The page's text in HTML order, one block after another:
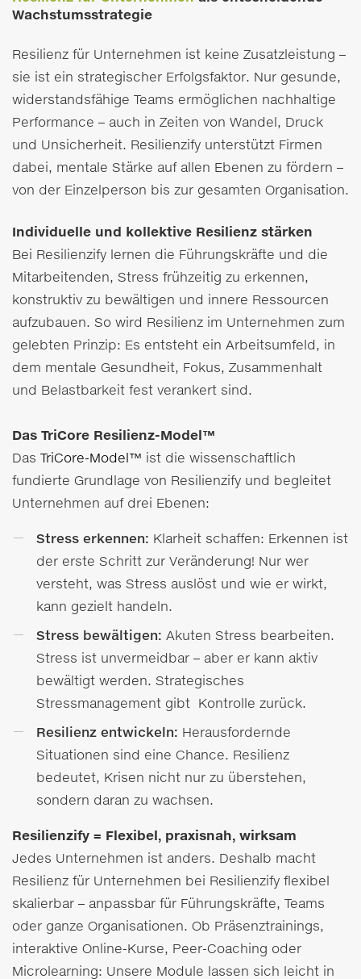
Wachstumsstrategie
Resilienz für Unternehmen ist keine Zusatzleistung –
sie ist ein strategischer Erfolgsfaktor. Nur gesunde,
widerstandsfähige Teams ermöglichen nachhaltige
Performance – auch in Zeiten von Wandel, Druck
und Unsicherheit. Resilienzify unterstützt Firmen
dabei, mentale Stärke auf allen Ebenen zu fördern –
von der Einzelperson bis zur gesamten Organisation.
Individuelle und kollektive Resilienz stärken
Bei Resilienzify lernen die Führungskräfte und die
Mitarbeitenden, Stress frühzeitig zu erkennen,
konstruktiv zu bewältigen und innere Ressourcen
aufzubauen. So wird Resilienz im Unternehmen zum
gelebten Prinzip: Es entsteht ein Arbeitsumfeld, in
dem mentale Gesundheit, Fokus, Zusammenhalt
und Belastbarkeit fest verankert sind.
Das TriCore Resilienz-Model™
Das TriCore-Model™ ist die wissenschaftlich
fundierte Grundlage von Resilienzify und begleitet
Unternehmen auf drei Ebenen:
Stress erkennen: Klarheit schaffen: Erkennen ist
der erste Schritt zur Veränderung! Nur wer
versteht, was Stress auslöst und wie er wirkt,
kann gezielt handeln.
Stress bewältigen: Akuten Stress bearbeiten.
Stress ist unvermeidbar – aber er kann aktiv
bewältigt werden. Strategisches
Stressmanagement gibt Kontrolle zurück.
Resilienz entwickeln: Herausfordernde
Situationen sind eine Chance. Resilienz
bedeutet, Krisen nicht nur zu überstehen,
sondern daran zu wachsen.
Resilienzify = Flexibel, praxisnah, wirksam
Jedes Unternehmen ist anders. Deshalb macht
Resilienz für Unternehmen bei Resilienzify flexibel
skalierbar – anpassbar für Führungskräfte, Teams
oder ganze Organisationen. Ob Präsenztrainings,
interaktive Online-Kurse, Peer-Coaching oder
Microlearning: Unsere Module lassen sich leicht in